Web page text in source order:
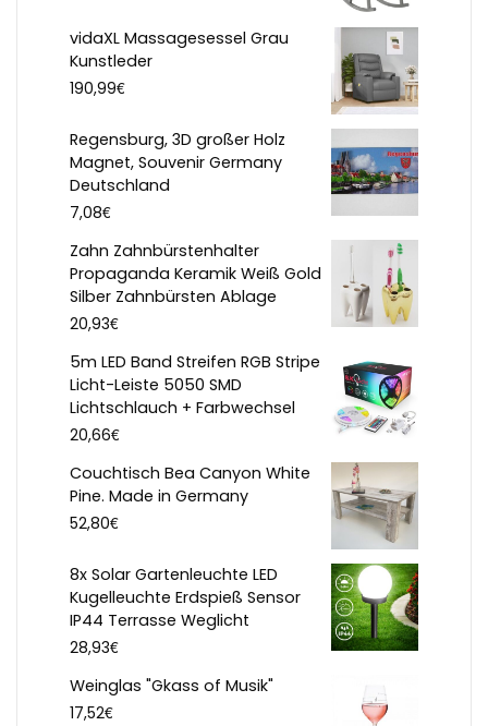
vidaXL Massagesessel Grau
Kunstleder
190,99€
Regensburg, 3D großer Holz
Magnet, Souvenir Germany
Deutschland
7,08€
Zahn Zahnbürstenhalter
Propaganda Keramik Weiß Gold
Silber Zahnbürsten Ablage
20,93€
5m LED Band Streifen RGB Stripe
Licht-Leiste 5050 SMD
Lichtschlauch + Farbwechsel
20,66€
Couchtisch Bea Canyon White
Pine. Made in Germany
52,80€
8x Solar Gartenleuchte LED
Kugelleuchte Erdspieß Sensor
IP44 Terrasse Weglicht
28,93€
Weinglas "Gkass of Musik"
17,52€